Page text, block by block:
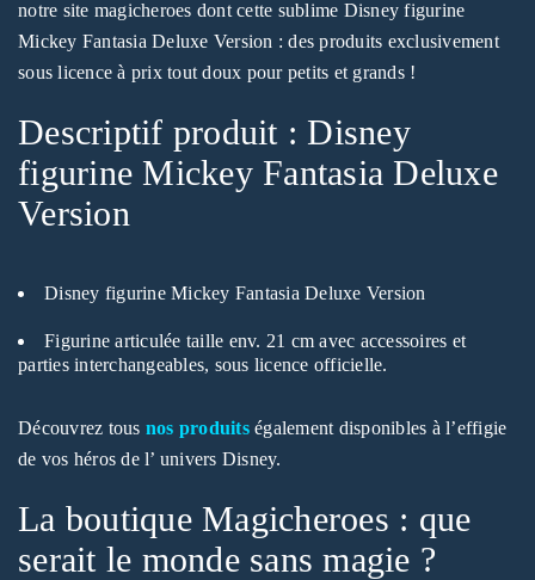
notre site magicheroes dont cette sublime Disney figurine
Mickey Fantasia Deluxe Version : des produits exclusivement
sous licence à prix tout doux pour petits et grands !
Descriptif produit : Disney
figurine Mickey Fantasia Deluxe
Version
Disney figurine Mickey Fantasia Deluxe Version
Figurine articulée taille env. 21 cm avec accessoires et
parties interchangeables, sous licence officielle.
Découvrez tous nos produitségalement disponibles à l’effigie
de vos héros de l’ univers Disney.
La boutique Magicheroes : que
serait le monde sans magie ?